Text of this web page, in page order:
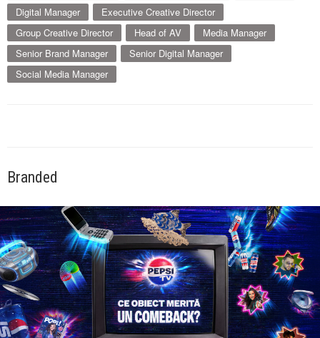
Digital Manager
Executive Creative Director
Group Creative Director
Head of AV
Media Manager
Senior Brand Manager
Senior Digital Manager
Social Media Manager
Branded